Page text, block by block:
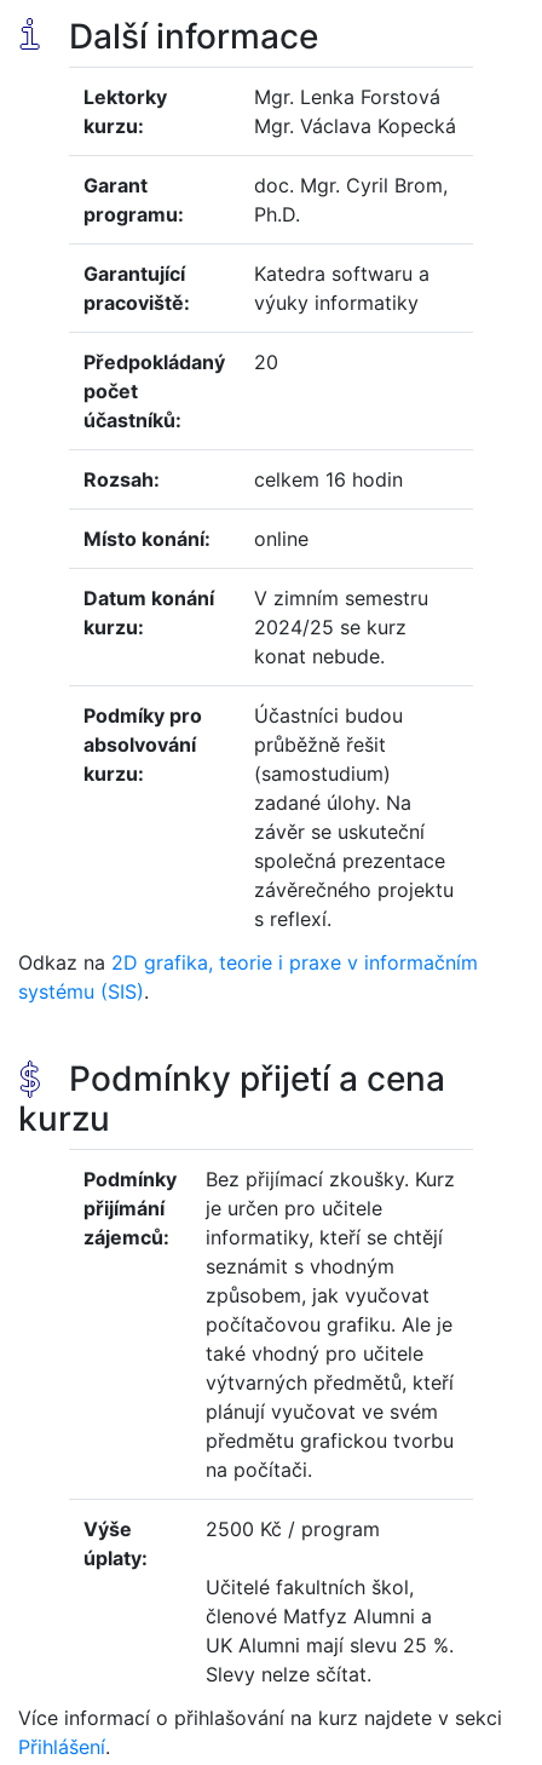
i Další informace
Lektorky
kurzu:
Mgr. Lenka Forstová
Mgr. Václava Kopecká
Garant
programu:
doc. Mgr. Cyril Brom,
Ph.D.
Garantující
pracoviště:
Katedra softwaru a
výuky informatiky
Předpokládaný
počet
účastníků:
20
Rozsah: celkem 16 hodin
Místo konání: online
Datum konání
kurzu:
V zimním semestru
2024/25 se kurz
konat nebude.
Podmíky pro
absolvování
kurzu:
Účastníci budou
průběžně řešit
(samostudium)
zadané úlohy. Na
závěr se uskuteční
společná prezentace
závěrečného projektu
s reflexí.
Odkaz na 2D grafika, teorie i praxe v informačním
systému (SIS).
$
Podmínky přijetí a cena
kurzu
Podmínky
přijímání
zájemců:
Bez přijímací zkoušky. Kurz
je určen pro učitele
informatiky, kteří se chtějí
seznámit s vhodným
způsobem, jak vyučovat
počítačovou grafiku. Ale je
také vhodný pro učitele
výtvarných předmětů, kteří
plánují vyučovat ve svém
předmětu grafickou tvorbu
na počítači.
Výše
úplaty:
2500 Kč / program
Učitelé fakultních škol,
členové Matfyz Alumni a
UK Alumni mají slevu 25 %.
Slevy nelze sčítat.
Více informací o přihlašování na kurz najdete v sekci
Přihlášení.